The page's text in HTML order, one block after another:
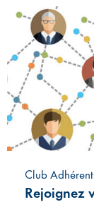
Club
Rejoignez